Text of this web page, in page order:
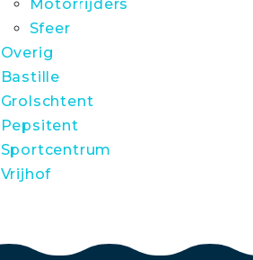
Motorrijders
Sfeer
Overig
Bastille
Grolschtent
Pepsitent
Sportcentrum
Vrijhof